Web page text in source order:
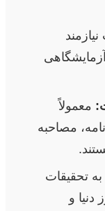
معمولاً
مصاحبه
به تحقیقات
و